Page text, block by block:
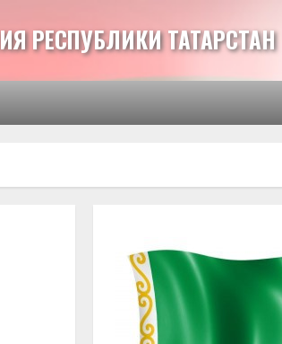
РЕСПУБЛИКИ ТАТАРСТАН